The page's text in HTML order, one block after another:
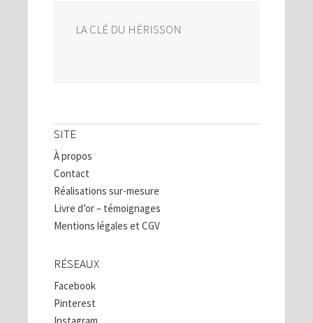
LA CLÉ DU HÉRISSON
SITE
À propos
Contact
Réalisations sur-mesure
Livre d’or – témoignages
Mentions légales et CGV
RÉSEAUX
Facebook
Pinterest
Instagram